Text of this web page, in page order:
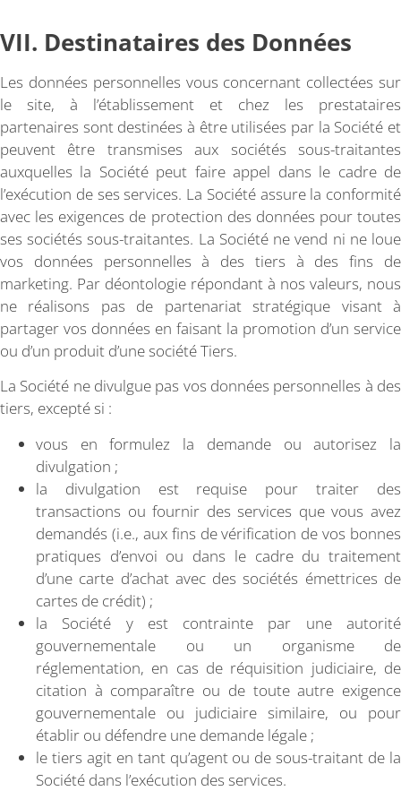
VII. Destinataires des Données
Les données personnelles vous concernant collectées sur
le site, à l’établissement et chez les prestataires
partenaires sont destinées à être utilisées par la Société et
peuvent être transmises aux sociétés sous-traitantes
auxquelles la Société peut faire appel dans le cadre de
l’exécution de ses services. La Société assure la conformité
avec les exigences de protection des données pour toutes
ses sociétés sous-traitantes. La Société ne vend ni ne loue
vos données personnelles à des tiers à des fins de
marketing. Par déontologie répondant à nos valeurs, nous
ne réalisons pas de partenariat stratégique visant à
partager vos données en faisant la promotion d’un service
ou d’un produit d’une société Tiers.
La Société ne divulgue pas vos données personnelles à des
tiers, excepté si :
vous en formulez la demande ou autorisez la
divulgation ;
la divulgation est requise pour traiter des
transactions ou fournir des services que vous avez
demandés (i.e., aux fins de vérification de vos bonnes
pratiques d’envoi ou dans le cadre du traitement
d’une carte d’achat avec des sociétés émettrices de
cartes de crédit) ;
la Société y est contrainte par une autorité
gouvernementale ou un organisme de
réglementation, en cas de réquisition judiciaire, de
citation à comparaître ou de toute autre exigence
gouvernementale ou judiciaire similaire, ou pour
établir ou défendre une demande légale ;
le tiers agit en tant qu’agent ou de sous-traitant de la
Société dans l’exécution des services.